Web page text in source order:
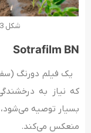
شکل 3. استفاده از فیلم مالچ در گلخانه
Sotrafilm BN
یک فیلم دورنگ
که نیاز به
منعکس می‌کند.